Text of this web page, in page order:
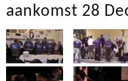
aankomst 28